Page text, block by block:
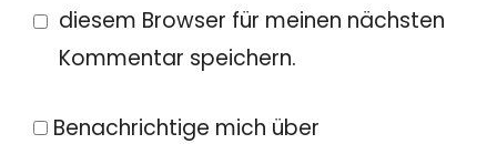
diesem Browser für meinen nächsten
Kommentar speichern.
Benachrichtige mich über